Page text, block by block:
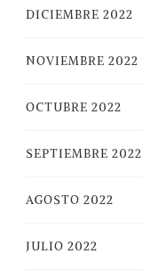
DICIEMBRE 2022
NOVIEMBRE 2022
OCTUBRE 2022
SEPTIEMBRE 2022
AGOSTO 2022
JULIO 2022